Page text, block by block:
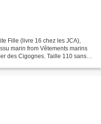
Fille (livre 16 chez les JCA),
marin from Vêtements marins
des Cigognes. Taille 110 sans